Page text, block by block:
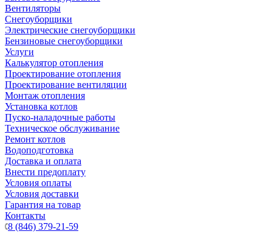
Вентиляторы
Снегоуборщики
Электрические снегоуборщики
Бензиновые снегоуборщики
Услуги
Калькулятор отопления
Проектирование отопления
Проектирование вентиляции
Монтаж отопления
Установка котлов
Пуско-наладочные работы
Техническое обслуживание
Ремонт котлов
Водоподготовка
Доставка и оплата
Внести предоплату
Условия оплаты
Условия доставки
Гарантия на товар
Контакты
8 (846) 379-21-59